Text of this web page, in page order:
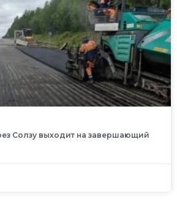
Солзу выходит на завершающий